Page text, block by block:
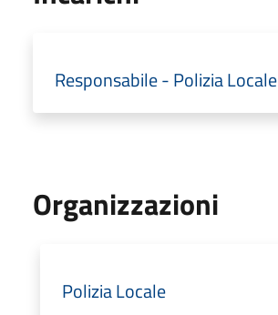
Responsabile - Polizia Locale
Organizzazioni
Polizia Locale